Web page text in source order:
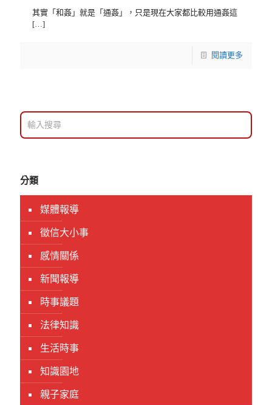
其實「和姦」就是「通姦」，只是現在大家都比較用通姦這
[…]
閱讀更多
分類
媒體報導
徵信大小事
感情關係
新聞報導
時事議題
法律知識
生活時事
知識園地
親子家庭